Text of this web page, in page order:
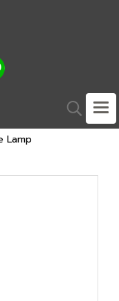
Lamp